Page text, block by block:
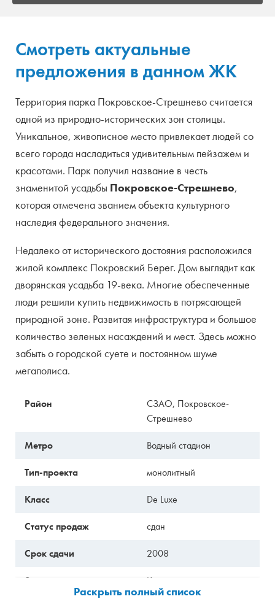
Смотреть актуальные
предложения в данном ЖК
Территория парка Покровское-Стрешнево считается
одной из природно-исторических зон столицы.
Уникальное, живописное место привлекает людей со
всего города насладиться удивительным пейзажем и
красотами. Парк получил название в честь
знаменитой усадьбы Покровское-Стрешнево,
которая отмечена званием объекта культурного
наследия федерального значения.
Недалеко от исторического достояния расположился
жилой комплекс Покровский Берег. Дом выглядит как
дворянская усадьба 19-века. Многие обеспеченные
люди решили купить недвижимость в потрясающей
природной зоне. Развитая инфраструктура и большое
количество зеленых насаждений и мест. Здесь можно
забыть о городской суете и постоянном шуме
мегаполиса.
Район
СЗАО, Покровское-
Стрешнево
Метро Водный стадион
Тип-проекта монолитный
Класс De Luxe
Статус продаж сдан
Срок сдачи 2008
Застройщик Конти